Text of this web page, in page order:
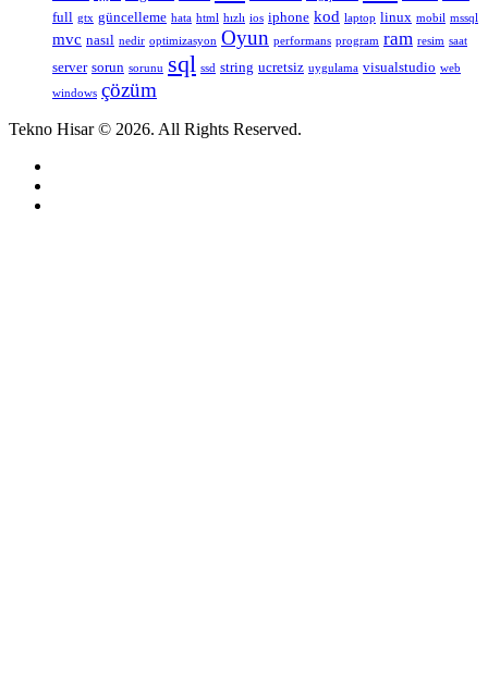
full gtx güncelleme hata html hızlı ios iphone kod laptop linux mobil mssql
mvc nasıl nedir optimizasyon Oyun performans program ram resim saat
server sorun sorunu sql ssd string ucretsiz uygulama visualstudio web
windows çözüm
Tekno Hisar © 2026. All Rights Reserved.